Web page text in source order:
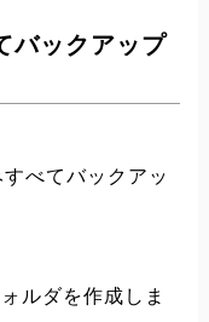
バックアップ
べてバックアッ
ルダを作成しま